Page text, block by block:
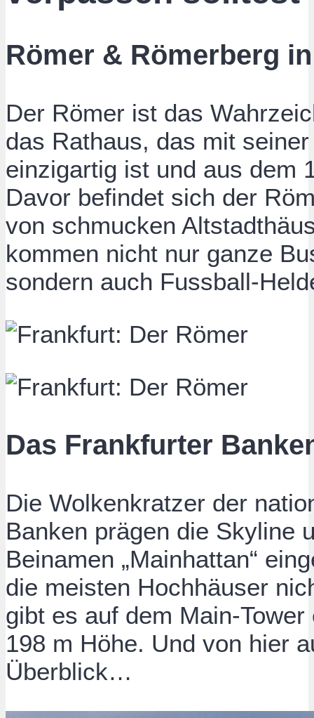
Römer & Römerberg
Der Römer ist das
das Rathaus, das mit
einzigartig ist und aus dem
Davor befindet sich der
von schmucken
kommen nicht nur ganze
sondern auch Fussball-
Das Frankfurter
Die Wolkenkratzer der
Banken prägen die Skyline
Beinamen „Mainhattan“
die meisten Hochhäuser
gibt es auf dem Main-
198 m Höhe. Und von hier
Überblick…